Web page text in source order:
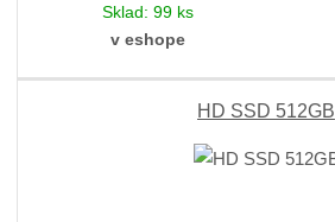
Sklad: 99 ks
v eshope
HD SSD 512GB